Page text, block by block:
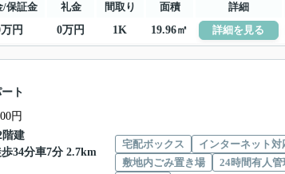
/保証金 礼金 間取り 面積 詳細
円 0万円 1K 19.96㎡ 詳細を見る
ト
円
階建
歩34分車7分 2.7km
宅配ボックス
インターネット対
敷地内ごみ置き場
24時間有人管